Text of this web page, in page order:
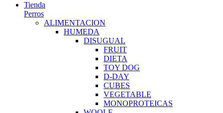
Tienda
Perros
ALIMENTACION
HUMEDA
DISUGUAL
FRUIT
DIETA
TOY DOG
D-DAY
CUBES
VEGETABLE
MONOPROTEICAS